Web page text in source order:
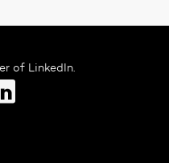
of LinkedIn.